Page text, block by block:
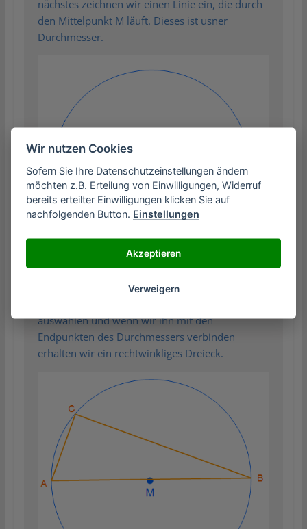
nächstes zeichnen wir einen Linie ein, die durch
den Mittelpunkt M läuft. Dieses ist usner
Durchmesser.
Wir haben nun den Durchmesser gezeichet. Nun
auswählen und wenn wir ihn mit den
Endpunkten des Durchmessers verbinden
erhalten wir ein rechtwinkliges Dreieck.
Wir nutzen Cookies
Sofern Sie Ihre Datenschutzeinstellungen ändern
möchten z.B. Erteilung von Einwilligungen, Widerruf
bereits erteilter Einwilligungen klicken Sie auf
nachfolgenden Button. Einstellungen
Akzeptieren
Verweigern